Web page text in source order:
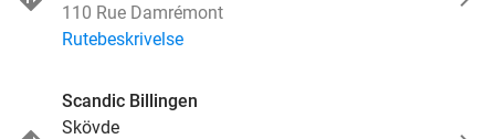
110 Rue Damrémont
Rutebeskrivelse
Scandic Billingen
Skövde